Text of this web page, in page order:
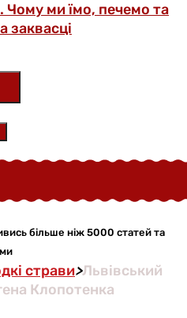
Чому ми їмо, печемо та
заквасці
більше ніж 5000 статей та
страви>Львівський
Клопотенка